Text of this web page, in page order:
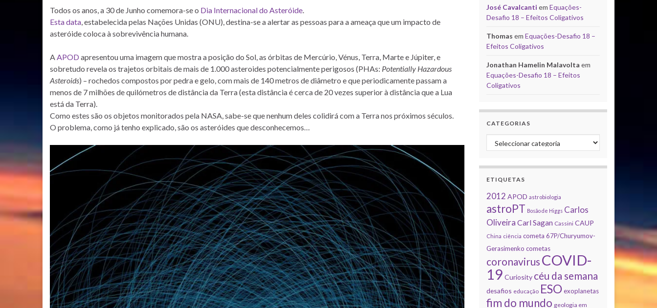
Todos os anos, a 30 de Junho comemora-se o Dia Internacional do Asteróide.
Esta data, estabelecida pelas Nações Unidas (ONU), destina-se a alertar as pessoas para a ameaça que um impacto de
asteróide coloca à sobrevivência humana.
AAPOD apresentou uma imagem que mostra a posição do Sol, as órbitas de Mercúrio, Vénus, Terra, Marte e Júpiter, e
sobretudo revela os trajetos orbitais de mais de 1.000 asteroides potencialmente perigosos (PHAs: Potentially Hazardous
Asteroids) – rochedos compostos por pedra e gelo, com mais de 140 metros de diâmetro e que periodicamente passam a
menos de 7 milhões de quilómetros de distância da Terra (esta distância é cerca de 20 vezes superior à distância que a Lua
está da Terra).
Como estes são os objetos monitorados pela NASA, sabe-se que nenhum deles colidirá com a Terra nos próximos séculos.
O problema, como já tenho explicado, são os asteróides que desconhecemos…
José Cavalcanti em Equações-
Desafio 18 – Efeitos Coligativos
Thomas em Equações-Desafio 18 –
Efeitos Coligativos
Jonathan Hamelin Malavolta em
Equações-Desafio 18 – Efeitos
Coligativos
CATEGORIAS
Categorias
ETIQUETAS
2012 APOD astrobiologia
astroPT Bosão de Higgs Carlos
Oliveira Carl Sagan Cassini CAUP
China ciência cometa 67P/Churyumov-
Gerasimenko cometas
coronavirus COVID-
19 Curiosity céu da semana
desafios educação ESO exoplanetas
fim do mundo geologia em